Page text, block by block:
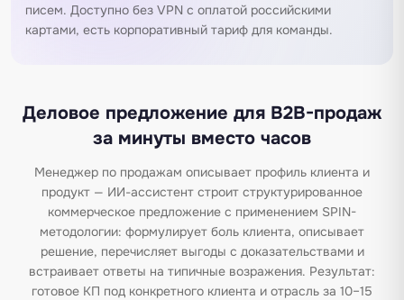
писем. Доступно без VPN с оплатой российскими
картами, есть корпоративный тариф для команды.
Деловое предложение для B2B-продаж
за минуты вместо часов
Менеджер по продажам описывает профиль клиента и
продукт — ИИ-ассистент строит структурированное
коммерческое предложение с применением SPIN-
методологии: формулирует боль клиента, описывает
решение, перечисляет выгоды с доказательствами и
встраивает ответы на типичные возражения. Результат:
готовое КП под конкретного клиента и отрасль за 10–15